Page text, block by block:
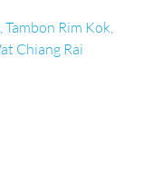
Rim Kok,
Chiang Rai